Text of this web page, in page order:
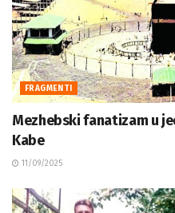
FRAGMENTI
Mezhebski fanatizam u
Kabe
11/09/2025